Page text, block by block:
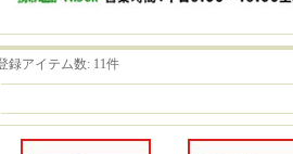
録アイテム数: 11件